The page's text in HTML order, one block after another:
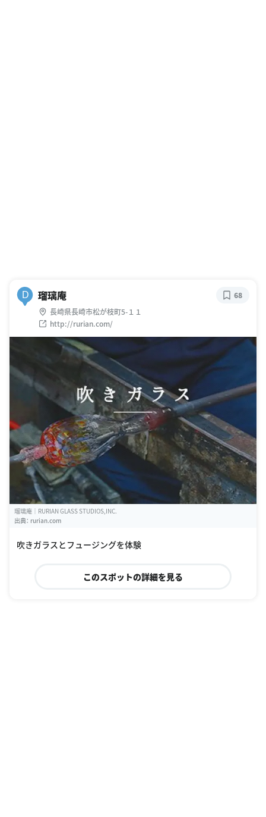
D 瑠璃庵
長崎県長崎市松が枝町5-１１
http://rurian.com/
68
瑠璃庵｜RURIAN GLASS STUDIOS,INC.
出典： rurian.com
吹きガラスとフュージングを体験
このスポットの詳細を見る